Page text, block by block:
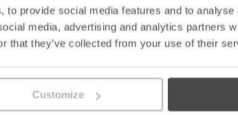
to provide social media features and to
media, advertising and analytics partners
that they’ve collected from your use of their
Customize
sicurezza è una politica di sicurezza informatica
stabiliscono degli standard di comportamento
dei supporti rimovibili e dei dispositivi di
all’importazione di malware o
più della semplice creazione di un manuale da
all’azienda. Per questo motivo, assicurarsi che